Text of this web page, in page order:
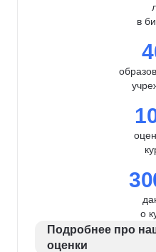
в
о
Подробнее про
оценки